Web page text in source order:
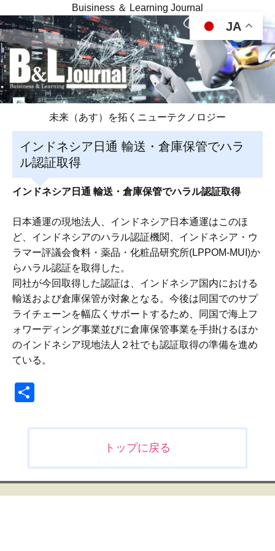
Buisiness ＆ Learning Journal
未来（あす）を拓くニューテクノロジー
インドネシア日通 輸送・倉庫保管でハラ
ル認証取得
インドネシア日通 輸送・倉庫保管でハラル認証取得
日本通運の現地法人、インドネシア日本通運はこのほ
ど、インドネシアのハラル認証機関、インドネシア・ウ
ラマー評議会食料・薬品・化粧品研究所(LPPOM-MUI)か
らハラル認証を取得した。
同社が今回取得した認証は、インドネシア国内における
輸送および倉庫保管が対象となる。今後は同国でのサプ
ライチェーンを幅広くサポートするため、同国で海上フ
ォワーディング事業並びに倉庫保管事業を手掛けるほか
のインドネシア現地法人２社でも認証取得の準備を進め
ている。
ビ
ゲ
トップに戻る
JA